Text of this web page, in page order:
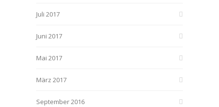
Juli 2017
Juni 2017
Mai 2017
März 2017
September 2016